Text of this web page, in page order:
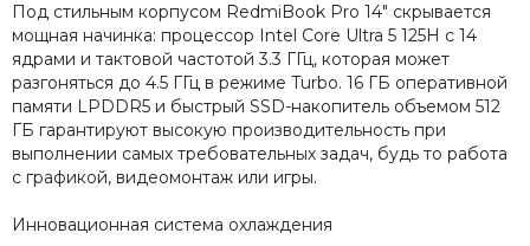
Под стильным корпусом RedmiBook Pro 14" скрывается
мощная начинка: процессор Intel Core Ultra 5 125H с 14
ядрами и тактовой частотой 3.3 ГГц, которая может
разгоняться до 4.5 ГГц в режиме Turbo. 16 ГБ оперативной
памяти LPDDR5 и быстрый SSD-накопитель объемом 512
ГБ гарантируют высокую производительность при
выполнении самых требовательных задач, будь то работа
с графикой, видеомонтаж или игры.
Инновационная система охлаждения